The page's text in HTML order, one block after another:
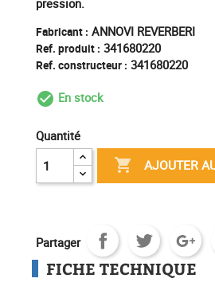
pression.
Fabricant : ANNOVI REVERBERI
Ref. produit : 341680220
Ref. constructeur : 341680220
check_circle_outline
En stock
Quantité
 AJOUTER
Partager
FICHE TECHNIQUE